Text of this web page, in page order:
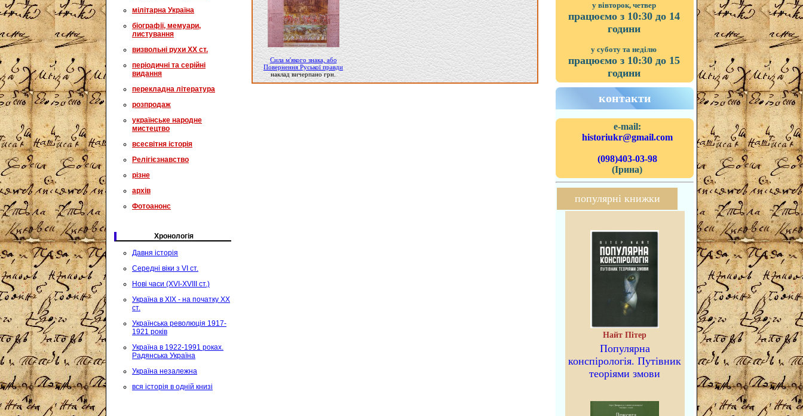
мілітарна Україна
біографії, мемуари,
листування
визвольні рухи XX ст.
періодичні та серійні
видання
перекладна література
розпродаж
українське народне
мистецтво
всесвітня історія
Релігієзнавство
різне
архів
Фотоанонс
Хронологія
Давня історія
Середні віки з VI ст.
Нові часи (XVI-XVIII ст.)
Україна в XIX - на початку XX
ст.
Українська революція 1917-
1921 років
Україна в 1922-1991 роках.
Радянська Україна
Україна незалежна
вся історія в одній книзі
Сила м'якого знака, або
Повернення Руської правди
наклад вичерпано грн.
у вівторок, четвер
працюємо з 10:30 до 14
години
у суботу та неділю
працюємо з 10:30 до 15
години
контакти
e-mail:
historiukr@gmail.com
(098)403-03-98
(Ірина)
популярні книжки
Найт Пітер
Популярна
конспірологія. Путівник
теоріями змови